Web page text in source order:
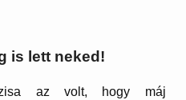
is lett neked!
az volt, hogy máj